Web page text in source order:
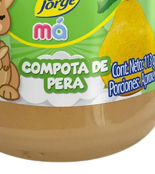
Mantequilla